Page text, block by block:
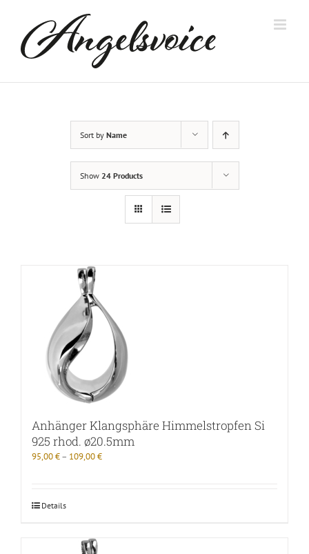
content
Sort by Name
Show 24 Products
Anhänger Klangsphäre Himmelstropfen Si
925 rhod. ø20.5mm
95,00€– 109,00€
Details